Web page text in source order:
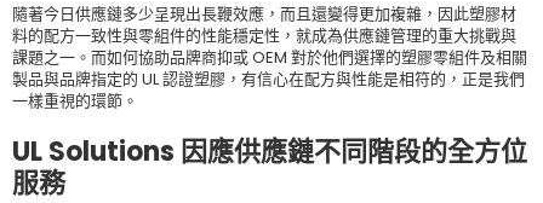
隨著今日供應鏈多少呈現出長鞭效應，而且還變得更加複雜，因此塑膠材
料的配方一致性與零組件的性能穩定性，就成為供應鏈管理的重大挑戰與
課題之一。而如何協助品牌商抑或 OEM 對於他們選擇的塑膠零組件及相關
製品與品牌指定的 UL 認證塑膠，有信心在配方與性能是相符的，正是我們
一樣重視的環節。
UL Solutions 因應供應鏈不同階段的全方位
服務